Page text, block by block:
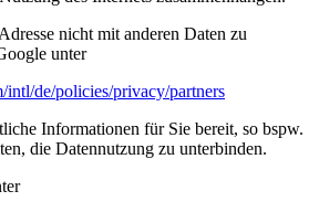
nicht mit anderen Daten zu
unter
de/policies/privacy/partners
Informationen für Sie bereit, so bspw.
die Datennutzung zu unterbinden.